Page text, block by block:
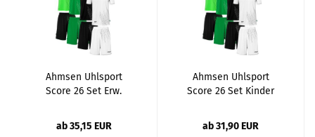
Ahmsen Uhlsport
Score 26 Set Erw.
ab 35,15 EUR
Ahmsen Uhlsport
Score 26 Set Kinder
ab 31,90 EUR